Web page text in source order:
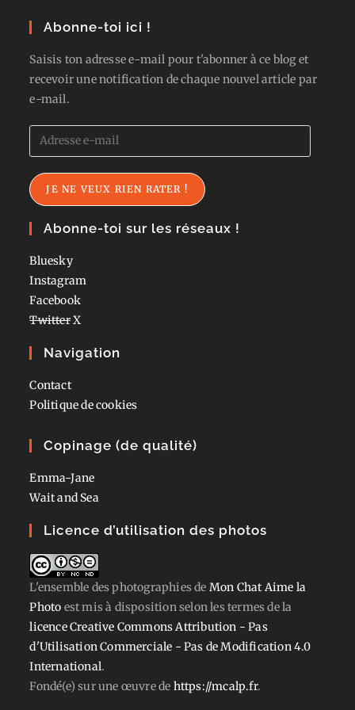
Abonne-toi ici !
Saisis ton adresse e-mail pour t'abonner à ce blog et
recevoir une notification de chaque nouvel article par
e-mail.
Adresse
e-
mail
JE NE VEUX RIEN RATER !
Abonne-toi sur les réseaux !
Bluesky
Instagram
Facebook
TwitterX
Navigation
Contact
Politique de cookies
Copinage (de qualité)
Emma-Jane
Wait and Sea
Licence d’utilisation des photos
L'ensemble des photographiesde Mon Chat Aime la
Photo est mis à disposition selon les termes de la
licence Creative Commons Attribution - Pas
d'Utilisation Commerciale - Pas de Modification 4.0
International.
Fondé(e) sur une œuvre de https://mcalp.fr.